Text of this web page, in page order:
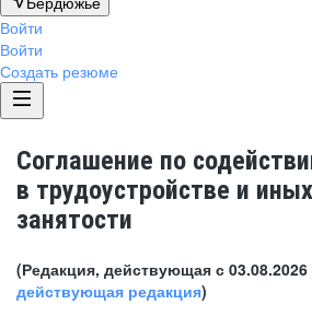
Войти
Войти
Создать резюме
Соглашение по
в трудоустройстве и
занятости
(Редакция, действующая с 03.08.2026
действующая редакция)